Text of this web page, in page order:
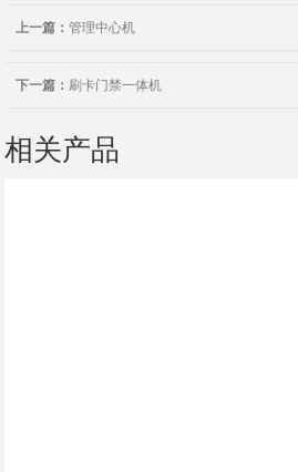
上一篇：管理中心机
下一篇： 刷卡门禁一体机
相关产品